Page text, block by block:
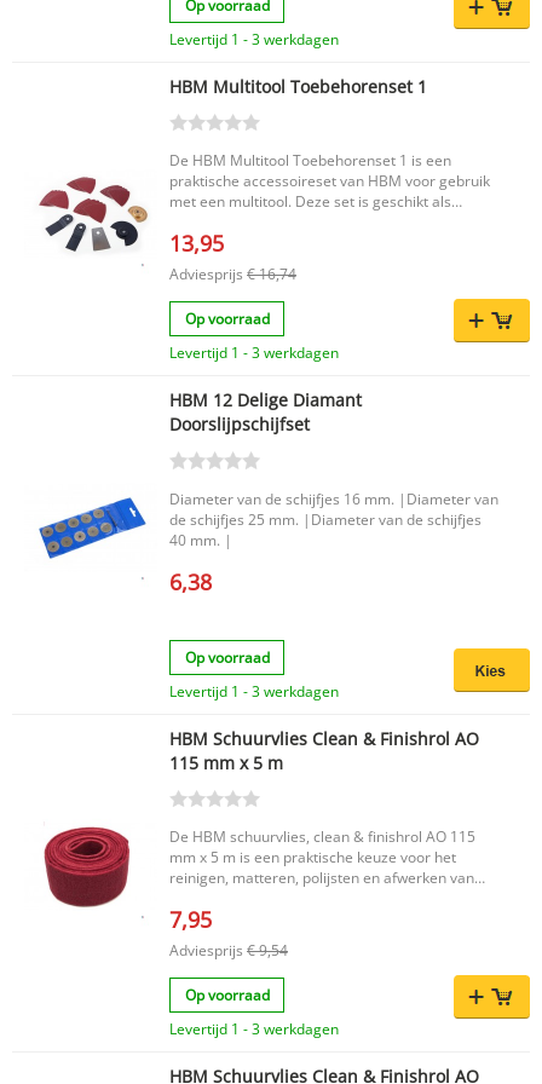
Op voorraad
Levertijd 1 - 3 werkdagen
HBM Multitool Toebehorenset 1
De HBM Multitool Toebehorenset 1 is een
praktische accessoireset van HBM voor gebruik
met een multitool. Deze set is geschikt als
handige oplossing wanneer je op zoek bent naar
werkzaamheden. Belangrijkste voordelen
Handige toebehorenset voor multitool gebruik
Uitgebreid inzetbaar als aanvulling op je
gereedschap Van het merk HBM
Productkenmerken Product: HBM Multitool
7435124874894 Een betrouwbare keuze voor
wie een compacte en functionele multitool
toebehorenset zoekt binnen het assortiment van
HBM.
13,95
Adviesprijs € 16,74
Op voorraad
Levertijd 1 - 3 werkdagen
HBM 12 Delige Diamant
Doorslijpschijfset
Diameter van de schijfjes 16 mm. |Diameter van
de schijfjes 25 mm. |Diameter van de schijfjes
40 mm. |
6,38
Op voorraad
Levertijd 1 - 3 werkdagen
HBM Schuurvlies Clean & Finishrol AO
115 mm x 5 m
De HBM schuurvlies, clean & finishrol AO 115
mm x 5 m is een praktische keuze voor het
reinigen, matteren, polijsten en afwerken van
aluminiumoxide (AO) en de fijne K180 korrel
afwerking. De schuurvliesrol is flexibel en sterk,
waardoor hij geschikt is voor zowel handmatig
als machinaal gebruik. Belangrijkste voordelen
Geschikt voor reinigen, matteren, polijsten en
afwerken Zorgt voor een gelijkmatige afwerking
7,95
Adviesprijs € 9,54
Op voorraad
Levertijd 1 - 3 werkdagen
HBM Schuurvlies Clean & Finishrol AO